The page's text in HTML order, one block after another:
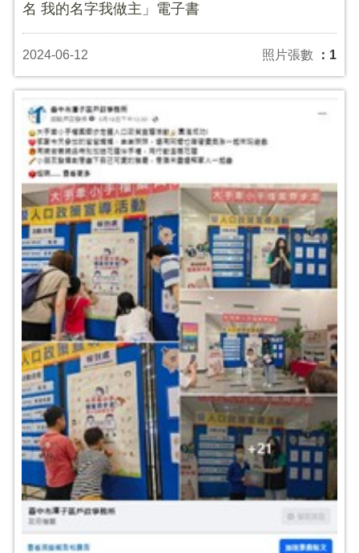
名 我的名字我做主」電子書
2024-06-12 照片張數 ：1